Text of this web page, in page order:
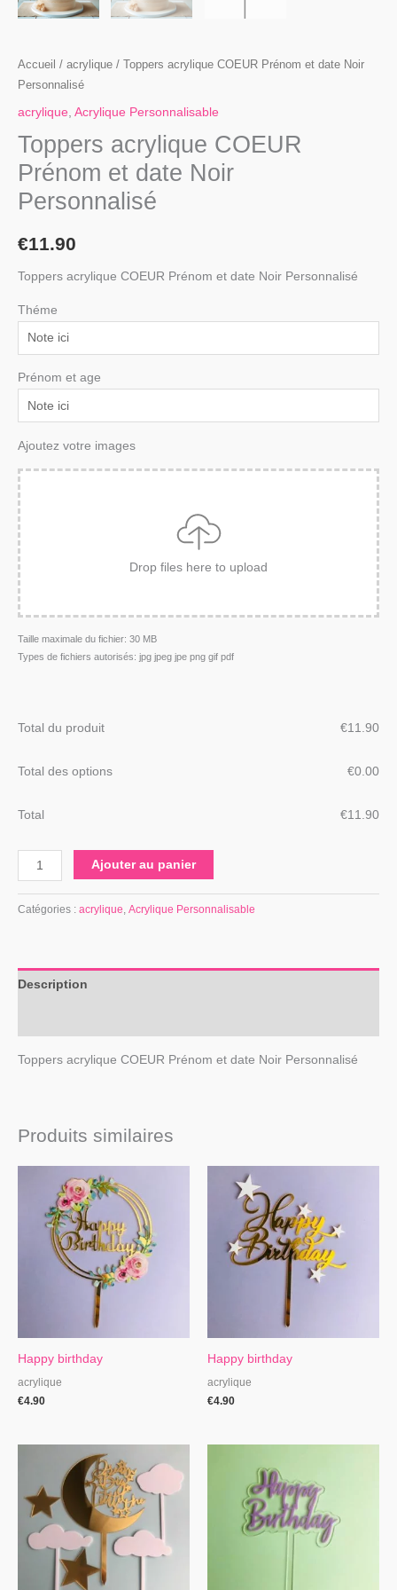
Accueil / acrylique / Toppers acrylique COEUR Prénom et date Noir
Personnalisé
acrylique, Acrylique Personnalisable
Toppers acrylique COEUR
Prénom et date Noir
Personnalisé
€11.90
Toppers acrylique COEUR Prénom et date Noir Personnalisé
Théme
Prénom et age
Ajoutez votre images
Drop files here to upload
Taille maximale du fichier: 30 MB
Types de fichiers autorisés: jpg jpeg jpe png gif pdf
Total du produit €‎11.90
Total des options €‎0.00
Total €‎11.90
Ajouter au panier
Catégories : acrylique, Acrylique Personnalisable
Description
Toppers acrylique COEUR Prénom et date Noir Personnalisé
Produits similaires
Happy birthday
acrylique
€4.90
Happy birthday
acrylique
€4.90